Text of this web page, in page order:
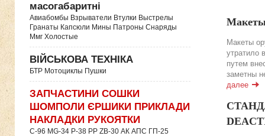
масогабаритні
Авиабомбы Взрыватели Втулки Выстрелы
Гранаты Капсюли Мины Патроны Снаряды
Ммг Холостые
ВІЙСЬКОВА ТЕХНІКА
БТР Мотоциклы Пушки
ЗАПЧАСТИНИ СОШКИ
ШОМПОЛИ ЄРШИКИ ПРИКЛАДИ
НАКЛАДКИ РУКОЯТКИ
C-96 MG-34 P-38 PP ZB-30 АК АПС ГП-25
Макеты
Макеты
утратило
путем
заметны
далее